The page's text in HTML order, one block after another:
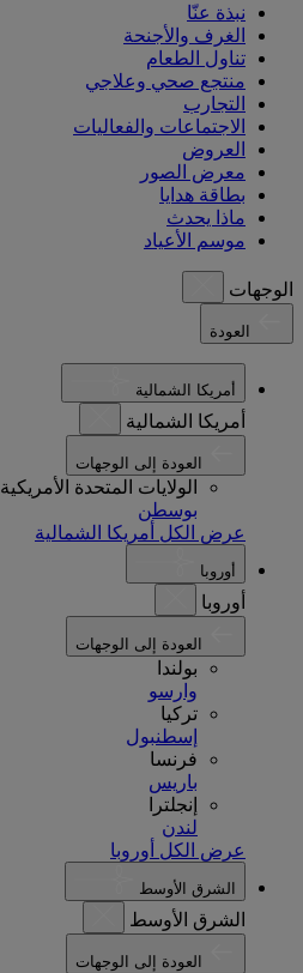
نبذة عنّا
الغرف والأجنحة
تناول الطعام
منتجع صحي وعلاجي
التجارب
الاجتماعات والفعاليات
العروض
معرض الصور
بطاقة هدايا
ماذا يحدث
موسم الأعياد
الوجهات
أمريكا الشمالية
أمريكا الشمالية
الولايات المتحدة الأمريكية
بوسطن
عرض الكل أمريكا الشمالية
أوروبا
أوروبا
بولندا
وارسو
تركيا
إسطنبول
فرنسا
باريس
إنجلترا
لندن
عرض الكل أوروبا
الشرق الأوسط
الشرق الأوسط